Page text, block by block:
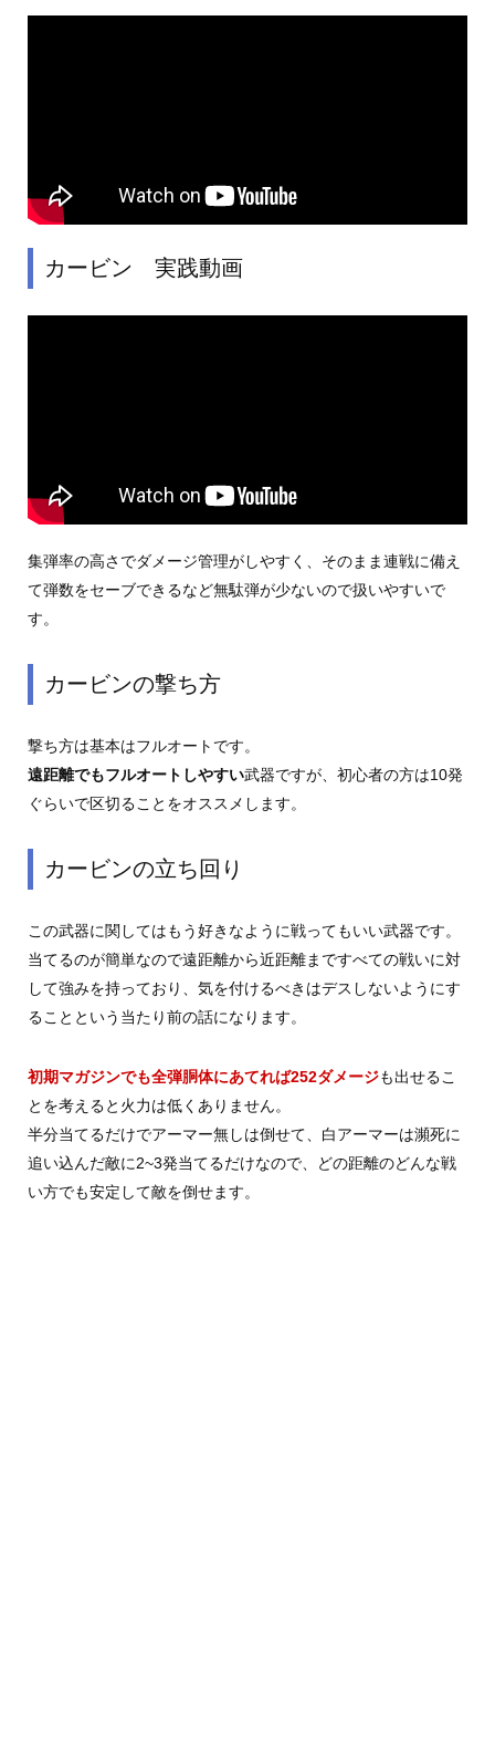
カービン 実践動画
集弾率の高さでダメージ管理がしやすく、そのまま連戦に備え
て弾数をセーブできるなど無駄弾が少ないので扱いやすいで
す。
カービンの撃ち方
撃ち方は基本はフルオートです。
遠距離でもフルオートしやすい武器ですが、初心者の方は10発
ぐらいで区切ることをオススメします。
カービンの立ち回り
この武器に関してはもう好きなように戦ってもいい武器です。
当てるのが簡単なので遠距離から近距離まですべての戦いに対
して強みを持っており、気を付けるべきはデスしないようにす
ることという当たり前の話になります。
初期マガジンでも全弾胴体にあてれば252ダメージも出せるこ
とを考えると火力は低くありません。
半分当てるだけでアーマー無しは倒せて、白アーマーは瀕死に
追い込んだ敵に2~3発当てるだけなので、どの距離のどんな戦
い方でも安定して敵を倒せます。